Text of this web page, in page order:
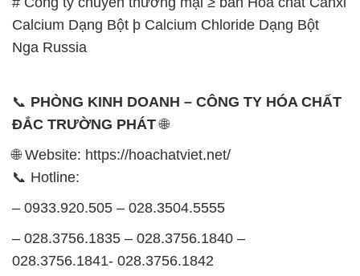
Calcium Dạng Bột þ Calcium Chloride Dạng Bột
Nga Russia
📞 PHÒNG KINH DOANH – CÔNG TY HÓA CHẤT
ĐẮC TRƯỜNG PHÁT🌐
🌐 Website: https://hoachatviet.net/
📞 Hotline:
– 0933.920.505 – 028.3504.5555
– 028.3756.1835 – 028.3756.1840 –
028.3756.1841- 028.3756.1842